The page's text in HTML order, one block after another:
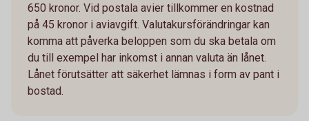
650 kronor. Vid postala avier tillkommer en kostnad
på 45 kronor i aviavgift. Valutakursförändringar kan
komma att påverka beloppen som du ska betala om
du till exempel har inkomst i annan valuta än lånet.
Lånet förutsätter att säkerhet lämnas i form av pant i
bostad.